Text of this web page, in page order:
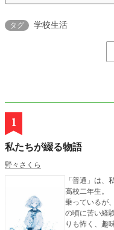
タグ 学校生活
1
私たちが綴る物語
野々さくら
「普通」は、私
高校二年生。
乗っているが
の頃に苦い経
りも怖く、趣